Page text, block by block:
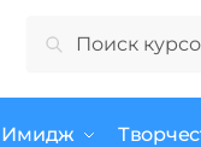
Поиск
Имидж